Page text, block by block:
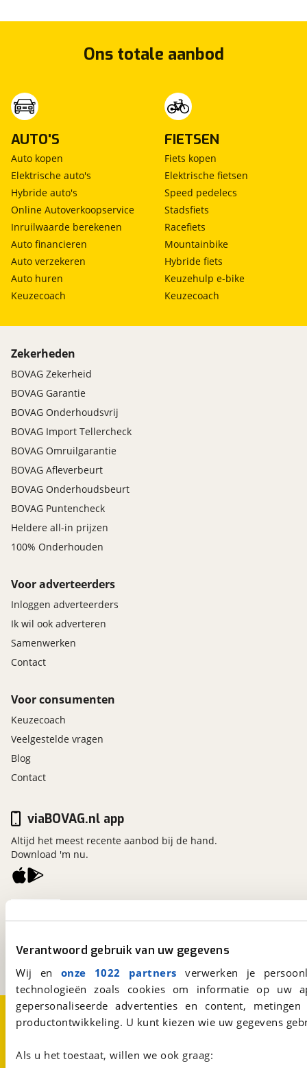
Verantwoord gebruik van uw gegevens
Wij en onze 1022 partners verwerken je
technologieën zoals cookies om informatie op
gepersonaliseerde advertenties en content,
productontwikkeling. U kunt kiezen wie uw gegevens
Als u het toestaat, willen we ook graag:
Ons totale aanbod
AUTO'S
Auto kopen
Elektrische auto's
Hybride auto's
Online Autoverkoopservice
Inruilwaarde berekenen
Auto financieren
Auto verzekeren
Auto huren
Keuzecoach
FIETSEN
Fiets kopen
Elektrische fietsen
Speed pedelecs
Stadsfiets
Racefiets
Mountainbike
Hybride fiets
Keuzehulp e-bike
Keuzecoach
Zekerheden
BOVAG Zekerheid
BOVAG Garantie
BOVAG Onderhoudsvrij
BOVAG Import Tellercheck
BOVAG Omruilgarantie
BOVAG Afleverbeurt
BOVAG Onderhoudsbeurt
BOVAG Puntencheck
Heldere all-in prijzen
100% Onderhouden
Voor adverteerders
Inloggen adverteerders
Ik wil ook adverteren
Samenwerken
Contact
Voor consumenten
Keuzecoach
Veelgestelde vragen
Blog
Contact
Een initiatief van
viaBOVAG.nl app
Altijd het meest recente aanbod bij de hand.
Download 'm nu.
Over viaBOVAG.nlDisclaimer- en Privacyverklaring
CookievoorkeurenVacatures